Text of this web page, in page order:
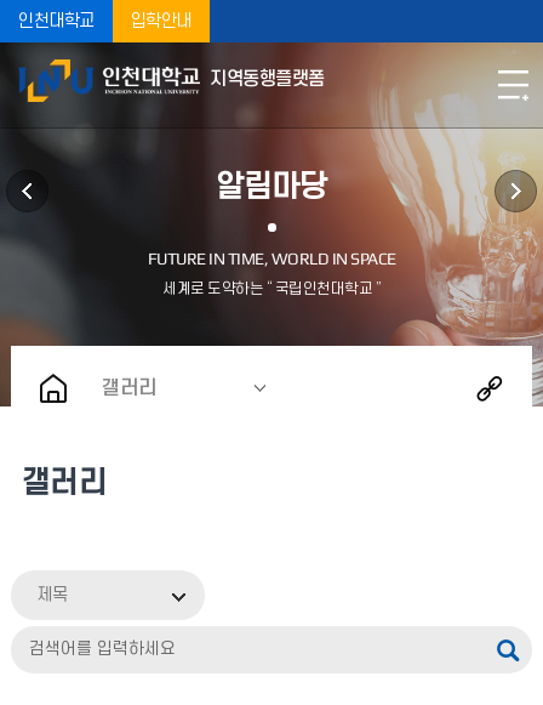
인천대학교 입학안내
지역동행플랫폼
알림마당
갤러리
갤러리
제목